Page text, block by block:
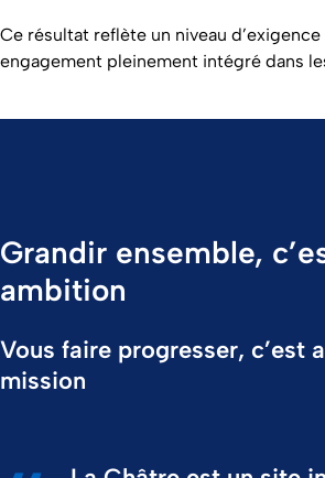
Ce résultat reflète un niveau
engagement pleinement intégré dans
Grandir ensemble,
ambition
Vous faire progresser, c’est
mission